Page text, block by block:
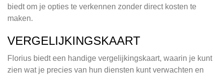
biedt om je opties te verkennen zonder direct kosten te
maken.
VERGELIJKINGSKAART
Florius biedt een handige vergelijkingskaart, waarin je kunt
zien wat je precies van hun diensten kunt verwachten en